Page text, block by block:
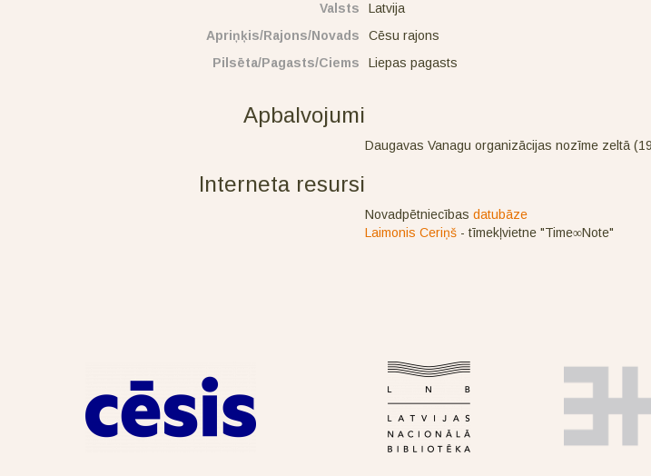
Valsts
Latvija
Apriņķis/Rajons/Novads
Cēsu rajons
Pilsēta/Pagasts/Ciems
Liepas pagasts
Apbalvojumi
Daugavas Vanagu organizācijas nozīme zeltā
Interneta resursi
Novadpētniecības datubāze
Laimonis Ceriņš- tīmekļvietne "Time∞Note"